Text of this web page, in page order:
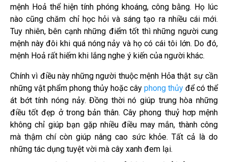
mệnh Hoả thể hiện tính phóng khoáng, công bằng. Họ lúc
nào cũng chăm chỉ học hỏi và sáng tạo ra nhiều cái mới.
Tuy nhiên, bên cạnh những điểm tốt thì những người cung
mệnh này đôi khi quá nóng nảy và họ có cái tôi lớn. Do đó,
mệnh Hoả rất hiếm khi lắng nghe ý kiến của người khác.
Chính vì điều này những người thuộc mệnh Hỏa thật sự cần
những vật phẩm phong thủy hoặc cây phong thủy để có thể
át bớt tính nóng nảy. Đồng thời nó giúp trung hòa những
điều tốt đẹp ở trong bản thân.Cây phong thuỷ hơp mệnh
không chỉ giúp bạn gặp nhiều điều may mắn, thành công
mà thậm chí còn giúp nâng cao sức khỏe. Tất cả là do
những tác dụng tuyệt vời mà cây xanh đem lại.